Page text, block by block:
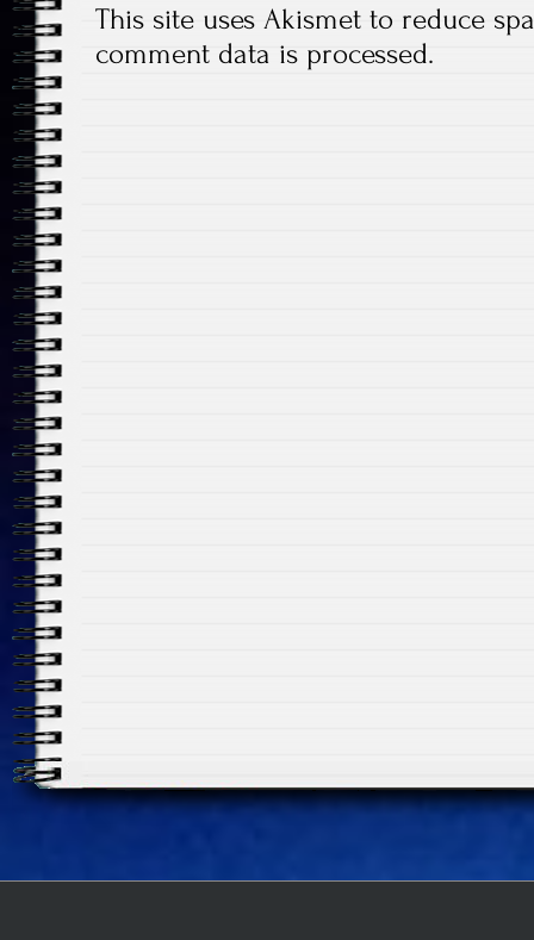
This site uses Akismet to reduce
comment data is processed.